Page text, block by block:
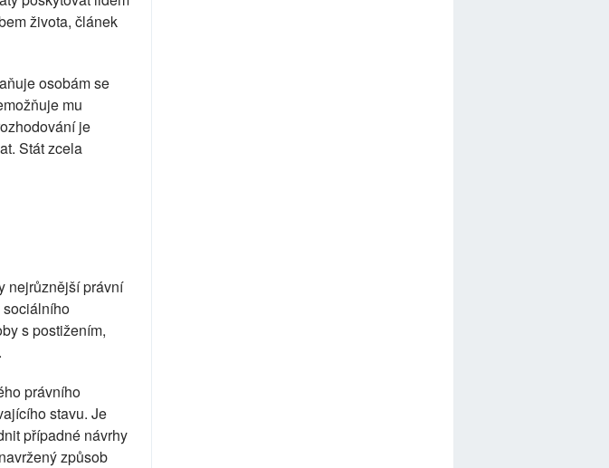
života, článek
osobám se
mu
je
Stát zcela
nejrůznější právní
sociálního
s postižením,
právního
stavu. Je
případné návrhy
způsob